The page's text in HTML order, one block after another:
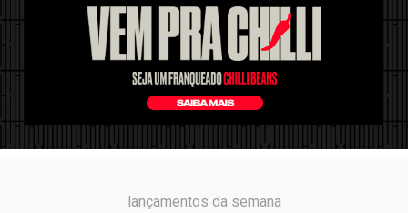
lançamentos da semana